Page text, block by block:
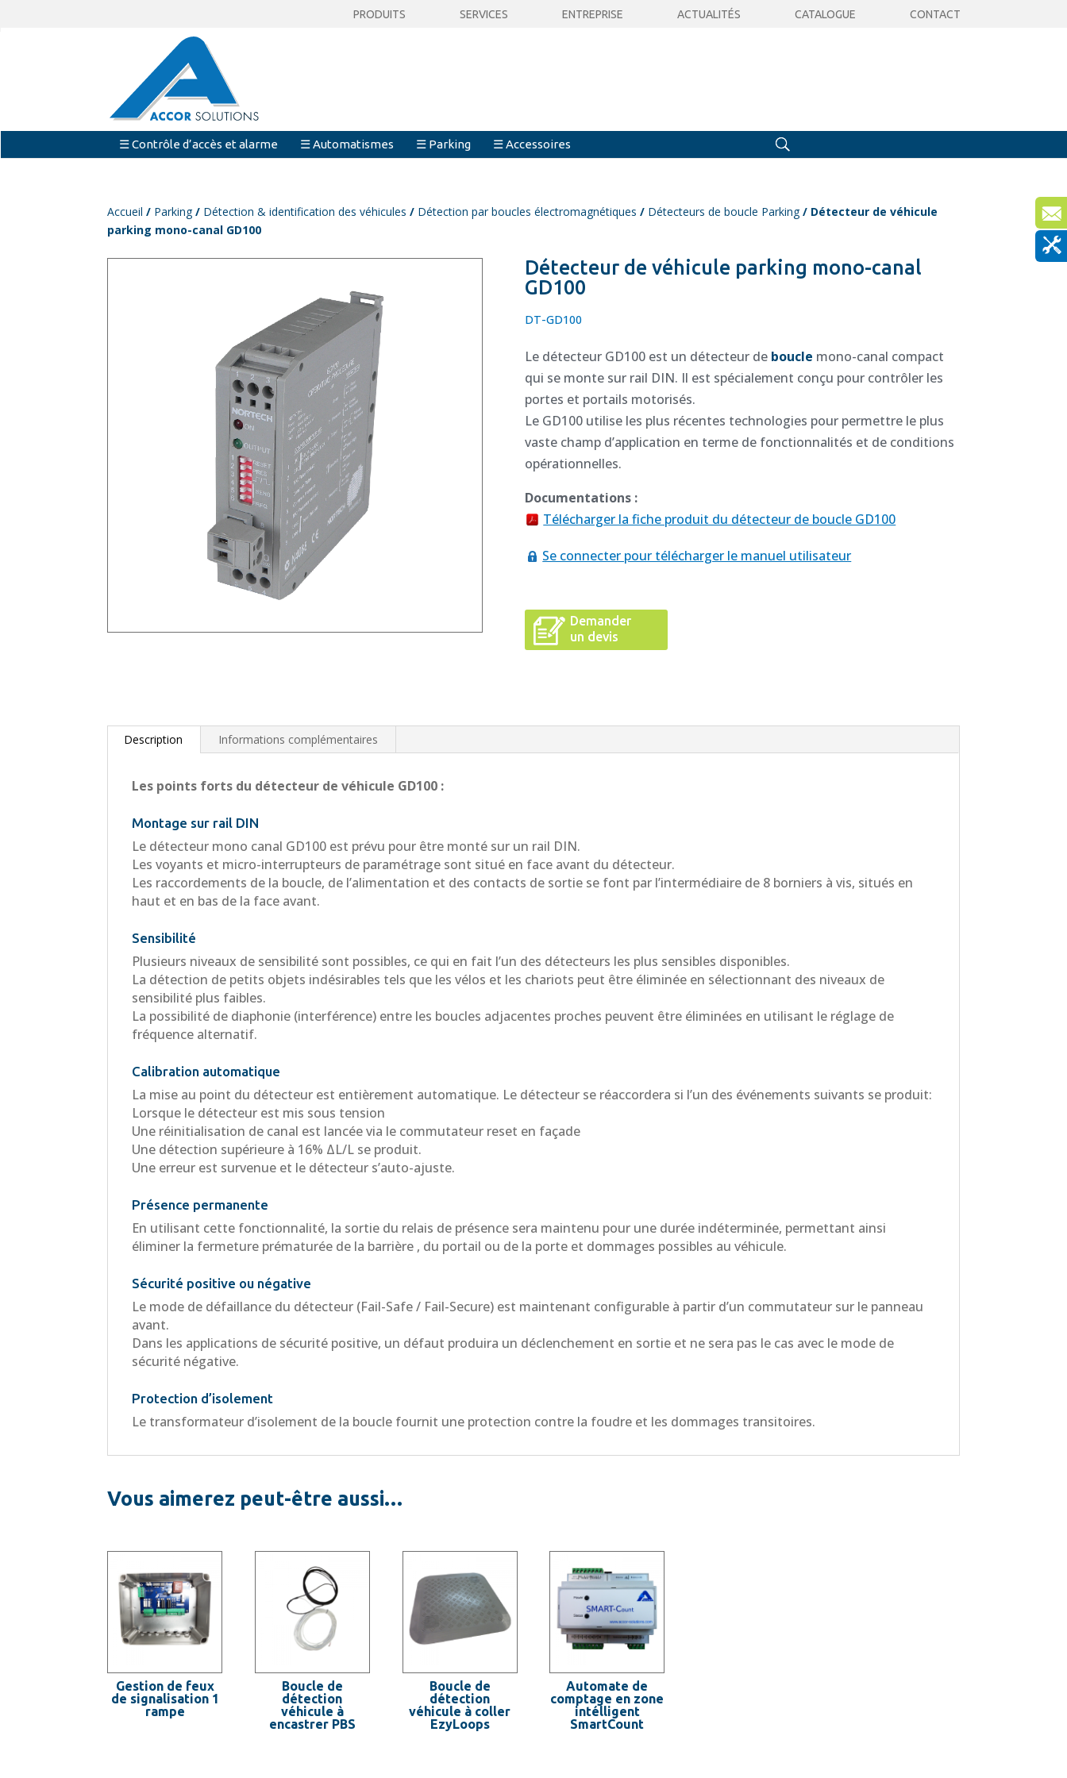
PRODUITS SERVICES ENTREPRISE ACTUALITÉS CATALOGUE CONTACT
☰ Contrôle d’accès et alarme ☰ Automatismes ☰ Parking ☰ Accessoires
Accueil / Parking/ Détection & identification des véhicules / Détection par boucles électromagnétiques / Détecteurs de boucle Parking/ Détecteur de véhicule
parking mono-canal GD100
Détecteur de véhicule parking mono-canal
GD100
DT-GD100
Le détecteur GD100 est un détecteur de boucle mono-canal compact
qui se monte sur rail DIN. Il est spécialement conçu pour contrôler les
portes et portails motorisés.
Le GD100 utilise les plus récentes technologies pour permettre le plus
vaste champ d’application en terme de fonctionnalités et de conditions
opérationnelles.
Documentations :
Télécharger la fiche produit du détecteur de boucle GD100
Se connecter pour télécharger le manuel utilisateur
Demander
un devis
Description Informations complémentaires
Les points forts du détecteur de véhicule GD100 :
Montage sur rail DIN
Le détecteur mono canal GD100 est prévu pour être monté sur un rail DIN.
Les voyants et micro-interrupteurs de paramétrage sont situé en face avant du détecteur.
Les raccordements de la boucle, de l’alimentation et des contacts de sortie se font par l’intermédiaire de 8 borniers à vis, situés en
haut et en bas de la face avant.
Sensibilité
Plusieurs niveaux de sensibilité sont possibles, ce qui en fait l’un des détecteurs les plus sensibles disponibles.
La détection de petits objets indésirables tels que les vélos et les chariots peut être éliminée en sélectionnant des niveaux de
sensibilité plus faibles.
La possibilité de diaphonie (interférence) entre les boucles adjacentes proches peuvent être éliminées en utilisant le réglage de
fréquence alternatif.
Calibration automatique
La mise au point du détecteur est entièrement automatique. Le détecteur se réaccordera si l’un des événements suivants se produit:
Lorsque le détecteur est mis sous tension
Une réinitialisation de canal est lancée via le commutateur reset en façade
Une détection supérieure à 16% ΔL/L se produit.
Une erreur est survenue et le détecteur s’auto-ajuste.
Présence permanente
En utilisant cette fonctionnalité, la sortie du relais de présence sera maintenu pour une durée indéterminée, permettant ainsi
éliminer la fermeture prématurée de la barrière , du portail ou de la porte et dommages possibles au véhicule.
Sécurité positive ou négative
Le mode de défaillance du détecteur (Fail-Safe / Fail-Secure) est maintenant configurable à partir d’un commutateur sur le panneau
avant.
Dans les applications de sécurité positive, un défaut produira un déclenchement en sortie et ne sera pas le cas avec le mode de
sécurité négative.
Protection d’isolement
Le transformateur d’isolement de la boucle fournit une protection contre la foudre et les dommages transitoires.
Vous aimerez peut-être aussi…
Gestion de feux
de signalisation 1
rampe
Boucle de
détection
véhicule à
encastrer PBS
Boucle de
détection
véhicule à coller
EzyLoops
Automate de
comptage en zone
intélligent
SmartCount